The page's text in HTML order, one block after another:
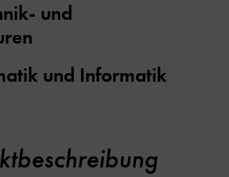
und
und Informatik